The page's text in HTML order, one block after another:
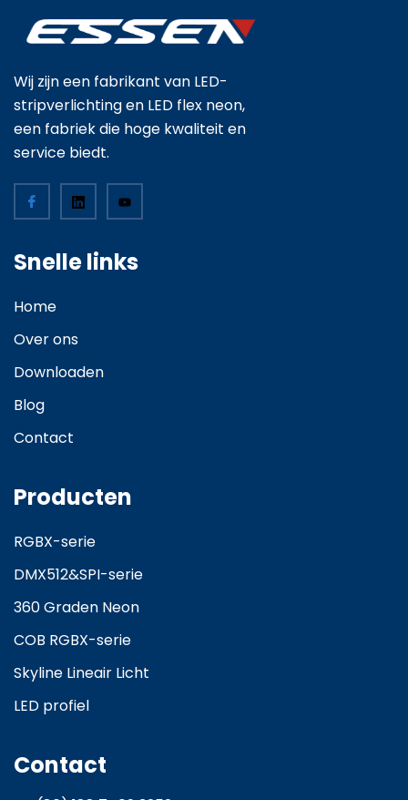
Wij zijn een fabrikant van LED-
stripverlichting en LED flex neon,
een fabriek die hoge kwaliteit en
service biedt.
Snelle links
Home
Over ons
Downloaden
Blog
Contact
Producten
RGBX-serie
DMX512&SPI-serie
360 Graden Neon
COB RGBX-serie
Skyline Lineair Licht
LED profiel
Contact